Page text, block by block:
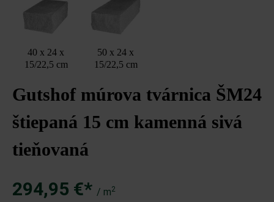
40 x 24 x
15/22,5 cm
50 x 24 x
15/22,5 cm
Gutshof múrova tvárnica ŠM24
štiepaná 15 cm kamenná sivá
tieňovaná
294,95 €* / m2